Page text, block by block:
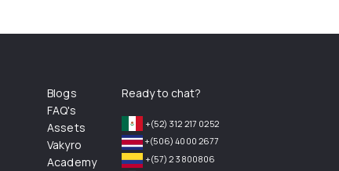
Blogs
FAQ's
Assets
Vakyro
Academy
Ready to chat?
+(52) 312 217 0252
+(506) 4000 2677
+(57) 2 3800806